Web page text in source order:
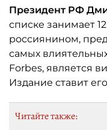
Президент РФ
списке занимает
россиянином,
самых
Forbes, является
Издание ставит
Читайте также: